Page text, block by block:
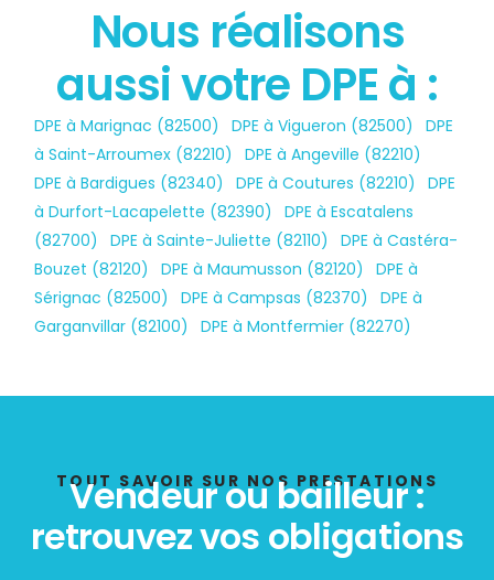
État des risques
POLLUTION
Nous réalisons
aussi votre DPE à :
DPE à Marignac (82500) ,DPE à Vigueron (82500) ,DPE
à Saint-Arroumex (82210)
,DPE à Angeville (82210)
DPE à Bardigues (82340)
,DPE à Coutures (82210) ,DPE
à Durfort-Lacapelette (82390)
,DPE à Escatalens
(82700)
,DPE à Sainte-Juliette (82110) ,DPE à Castéra-
Bouzet (82120)
,DPE à Maumusson (82120) ,DPE à
Sérignac (82500)
,DPE à Campsas (82370) ,DPE à
Garganvillar (82100)
,DPE à Montfermier (82270)
TOUT SAVOIR SUR NOS PRESTATIONS
Vendeur ou bailleur :
retrouvez vos obligations